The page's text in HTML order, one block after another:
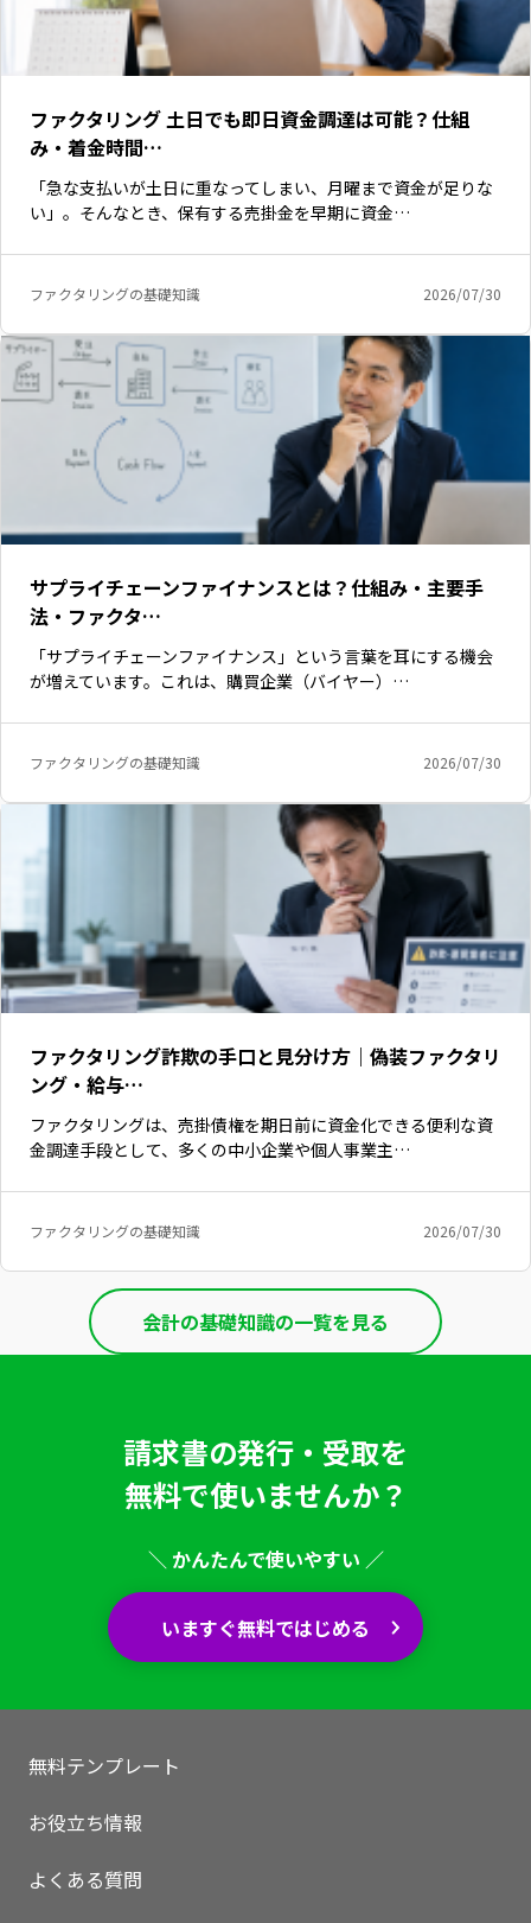
ファクタリング 土日でも即日資金調達は可能？仕組
み・着金時間…
「急な支払いが土日に重なってしまい、月曜まで資金が足りな
い」。そんなとき、保有する売掛金を早期に資金…
ファクタリングの基礎知識 2026/07/30
サプライチェーンファイナンスとは？仕組み・主要手
法・ファクタ…
「サプライチェーンファイナンス」という言葉を耳にする機会
が増えています。これは、購買企業（バイヤー）…
ファクタリングの基礎知識 2026/07/30
ファクタリング詐欺の手口と見分け方｜偽装ファクタリ
ング・給与…
ファクタリングは、売掛債権を期日前に資金化できる便利な資
金調達手段として、多くの中小企業や個人事業主…
ファクタリングの基礎知識 2026/07/30
会計の基礎知識の一覧を見る
請求書の発行・受取を
無料で使いませんか？
＼ かんたんで使いやすい ／
いますぐ無料ではじめる
無料テンプレート
お役立ち情報
よくある質問